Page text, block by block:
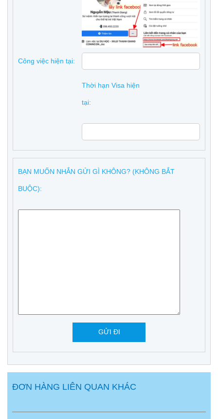
Công việc hiện tại:
Thời hạn Visa hiện
tại:
BẠN MUỐN NHẮN GỬI GÌ KHÔNG? (KHÔNG BẮT
BUỘC):
ĐƠN HÀNG LIÊN QUAN KHÁC